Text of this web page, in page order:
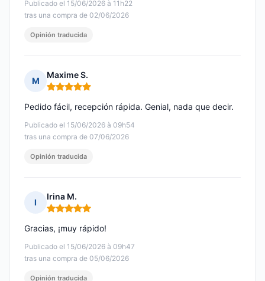
Publicado el 15/06/2026 à 11h22
tras una compra de 02/06/2026
Opinión traducida
M
Maxime S.
Nota: 5 de 5
Publicado el 15/06/2026 à 09h54
tras una compra de 07/06/2026
Pedido fácil, recepción rápida. Genial, nada que decir.
Opinión traducida
I
Irina M.
Nota: 5 de 5
Publicado el 15/06/2026 à 09h47
tras una compra de 05/06/2026
Gracias, ¡muy rápido!
Opinión traducida